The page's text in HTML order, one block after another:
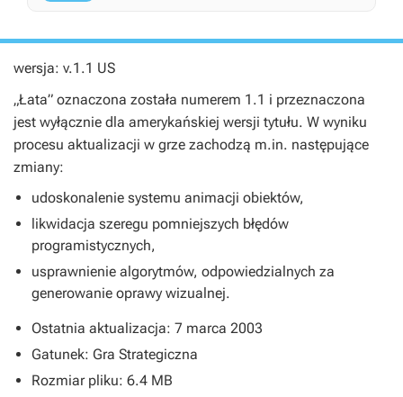
wersja: v.1.1 US
„Łata” oznaczona została numerem 1.1 i przeznaczona
jest wyłącznie dla amerykańskiej wersji tytułu. W wyniku
procesu aktualizacji w grze zachodzą m.in. następujące
zmiany:
udoskonalenie systemu animacji obiektów,
likwidacja szeregu pomniejszych błędów
programistycznych,
usprawnienie algorytmów, odpowiedzialnych za
generowanie oprawy wizualnej.
Ostatnia aktualizacja: 7 marca 2003
Gatunek: Gra Strategiczna
Rozmiar pliku: 6.4 MB